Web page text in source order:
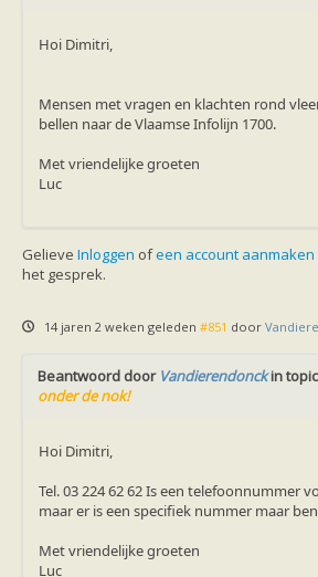
Hoi Dimitri,
Mensen met vragen en klachten rond
bellen naar de Vlaamse Infolijn 1700.
Met vriendelijke groeten
Luc
Gelieve Inloggen ofeen account aanmaken
het gesprek.
14 jaren 2 weken geleden #851 door
Beantwoord door Vandierendonckin topic
onder de nok!
Hoi Dimitri,
Tel. 03 224 62 62 Is een telefoonnummer
maar er is een specifiek nummer maar
Met vriendelijke groeten
Luc